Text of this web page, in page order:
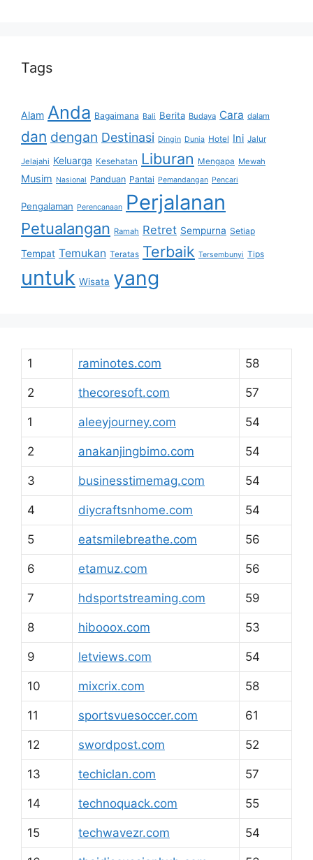
Tags
Alam Anda Bagaimana Bali Berita Budaya Cara dalam
dan dengan Destinasi Dingin Dunia Hotel Ini Jalur
Jelajahi Keluarga Kesehatan Liburan Mengapa Mewah
Musim Nasional Panduan Pantai Pemandangan Pencari
Pengalaman Perencanaan Perjalanan
Petualangan Ramah Retret Sempurna Setiap
Tempat Temukan Teratas Terbaik Tersembunyi Tips
untuk Wisata yang
1 raminotes.com 58
2 thecoresoft.com 57
1 aleeyjourney.com 54
2 anakanjingbimo.com 54
3 businesstimemag.com 54
4 diycraftsnhome.com 54
5 eatsmilebreathe.com 56
6 etamuz.com 56
7 hdsportstreaming.com 59
8 hibooox.com 53
9 letviews.com 54
10 mixcrix.com 58
11 sportsvuesoccer.com 61
12 swordpost.com 52
13 techiclan.com 57
14 technoquack.com 55
15 techwavezr.com 54